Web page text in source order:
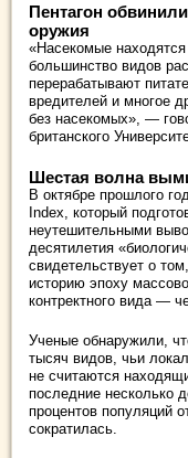
Пентагон
оружия
«Насекомые
большинство видов
перерабатывают
вредителей и многое
без насекомых», —
британского
Шестая волна
В октябре прошлого
Index, который
неутешительными
десятилетия
свидетельствует о
историю эпоху
контректного вида —
Ученые обнаружили,
тысяч видов, чьи
не считаются
последние несколько
процентов популяций
сократилась.